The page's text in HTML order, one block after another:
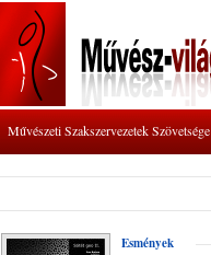
Művészeti Szakszervezetek Szövetsége
Esmények